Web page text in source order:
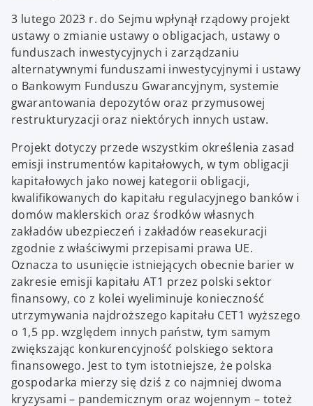
3 lutego 2023 r. do Sejmu wpłynął rządowy projekt
ustawy o zmianie ustawy o obligacjach, ustawy o
funduszach inwestycyjnych i zarządzaniu
alternatywnymi funduszami inwestycyjnymi i ustawy
o Bankowym Funduszu Gwarancyjnym, systemie
gwarantowania depozytów oraz przymusowej
restrukturyzacji oraz niektórych innych ustaw.
Projekt dotyczy przede wszystkim określenia zasad
emisji instrumentów kapitałowych, w tym obligacji
kapitałowych jako nowej kategorii obligacji,
kwalifikowanych do kapitału regulacyjnego banków i
domów maklerskich oraz środków własnych
zakładów ubezpieczeń i zakładów reasekuracji
zgodnie z właściwymi przepisami prawa UE.
Oznacza to usunięcie istniejących obecnie barier w
zakresie emisji kapitału AT1 przez polski sektor
finansowy, co z kolei wyeliminuje konieczność
utrzymywania najdroższego kapitału CET1 wyższego
o 1,5 pp. względem innych państw, tym samym
zwiększając konkurencyjność polskiego sektora
finansowego. Jest to tym istotniejsze, że polska
gospodarka mierzy się dziś z co najmniej dwoma
kryzysami – pandemicznym oraz wojennym – toteż